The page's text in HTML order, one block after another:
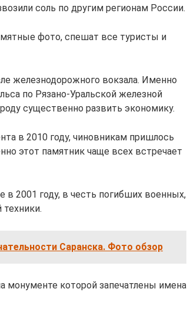
соль по другим регионам России.
фото, спешат все туристы и
железнодорожного вокзала. Именно
по Рязано-Уральской железной
существенно развить экономику.
в 2010 году, чиновникам пришлось
этот памятник чаще всех встречает
в 2001 году, в честь погибших военных,
Саранска. Фото обзор
монументе которой запечатлены имена